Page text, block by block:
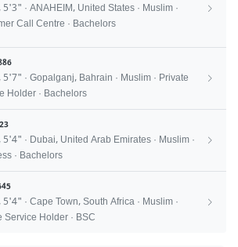
5'3" · ANAHEIM, United States · Muslim ·
Call Centre · Bachelors
5'7" · Gopalganj, Bahrain · Muslim · Private
Holder · Bachelors
5'4" · Dubai, United Arab Emirates · Muslim ·
· Bachelors
5'4" · Cape Town, South Africa · Muslim ·
Service Holder · BSC